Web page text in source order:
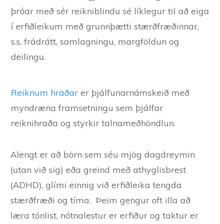
þróar með sér reikniblindu sé líklegur til að eiga
í erfiðleikum með grunnþætti stærðfræðinnar,
s.s. frádrátt, samlagningu, margföldun og
deilingu.
Reiknum hraðar er þjálfunarnámskeið með
myndræna framsetningu sem þjálfar
reiknihraða og styrkir talnameðhöndlun.
Alengt er að börn sem séu mjög dagdreymin
(utan við sig) eða greind með athyglisbrest
(ADHD), glími einnig við erfiðleika tengda
stærðfræði og tíma. Þeim gengur oft illa að
læra tónlist, nótnalestur er erfiður og taktur er